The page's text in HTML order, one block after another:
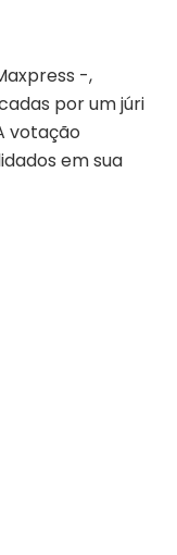
-,
por um júri
votação
em sua